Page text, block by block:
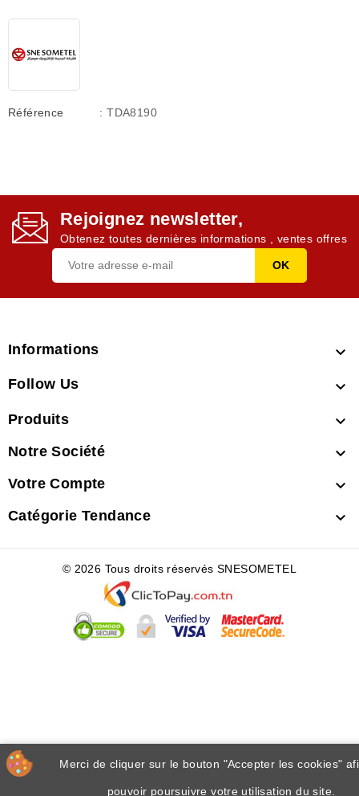
Référence : TDA8190
Rejoignez newsletter,
Obtenez toutes dernières informations , ventes offres
Informations 
Follow Us 
Produits 
Notre Société 
Votre Compte 
Catégorie Tendance 
Merci de cliquer sur le bouton "Accepter les cookies"
pouvoir poursuivre votre utilisation du site.
© 2026 Tous droits réservés SNESOMETEL